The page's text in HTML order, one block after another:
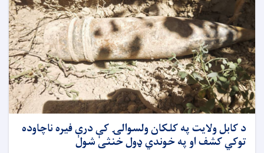
د کابل ولایت په کلکان ولسوالۍ کې درې فیره ناچاوده
توکي کشف او په خوندي ډول خنثی شول